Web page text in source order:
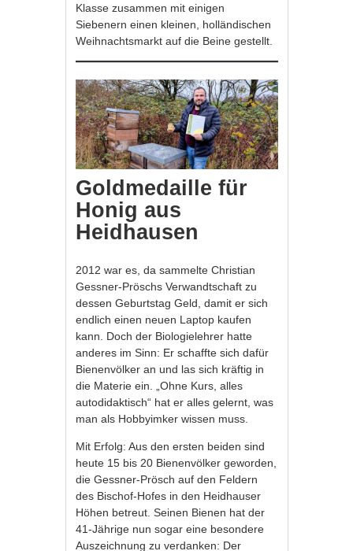
Klasse zusammen mit einigen
Siebenern einen kleinen, holländischen
Weihnachtsmarkt auf die Beine gestellt.
Goldmedaille für
Honig aus
Heidhausen
2012 war es, da sammelte Christian
Gessner-Pröschs Verwandtschaft zu
dessen Geburtstag Geld, damit er sich
endlich einen neuen Laptop kaufen
kann. Doch der Biologielehrer hatte
anderes im Sinn: Er schaffte sich dafür
Bienenvölker an und las sich kräftig in
die Materie ein. „Ohne Kurs, alles
autodidaktisch“ hat er alles gelernt, was
man als Hobbyimker wissen muss.
Mit Erfolg: Aus den ersten beiden sind
heute 15 bis 20 Bienenvölker geworden,
die Gessner-Prösch auf den Feldern
des Bischof-Hofes in den Heidhauser
Höhen betreut. Seinen Bienen hat der
41-Jährige nun sogar eine besondere
Auszeichnung zu verdanken: Der